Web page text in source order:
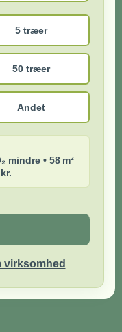
5 træer
50 træer
Andet
mindre • 58 m²
virksomhed